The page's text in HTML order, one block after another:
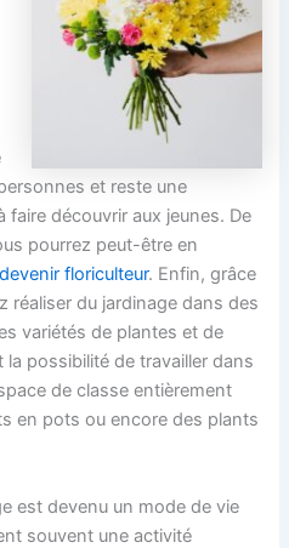
et reste une
découvrir aux jeunes. De
pourrez peut-être en
devenir floriculteur. Enfin, grâce
réaliser du jardinage dans des
variétés de plantes et de
possibilité de travailler dans
de classe entièrement
en pots ou encore des plants
est devenu un mode de vie
souvent une activité